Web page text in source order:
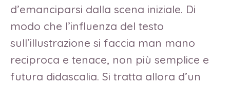
d’emanciparsi dalla scena iniziale. Di
modo che l’influenza del testo
sull’illustrazione si faccia man mano
reciproca e tenace, non più semplice e
futura didascalia. Si tratta allora d’un